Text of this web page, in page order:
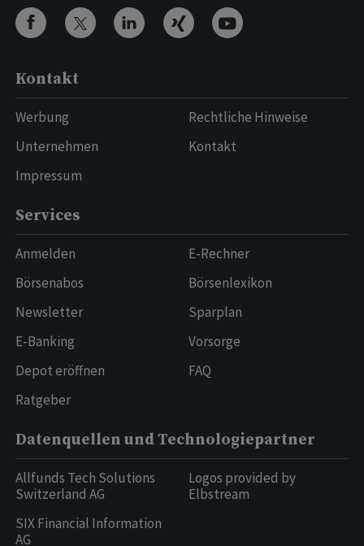
Kontakt
Werbung
Unternehmen
Impressum
Rechtliche Hinweise
Kontakt
Services
Anmelden
Börsenabos
Newsletter
E-Banking
Depot eröffnen
Ratgeber
E-Rechner
Börsenlexikon
Sparplan
Vorsorge
FAQ
Datenquellen und Technologiepartner
Allfunds Tech Solutions
Switzerland AG
SIX Financial Information
AG
Logos provided by
Elbstream